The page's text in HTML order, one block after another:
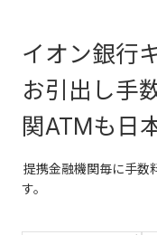
お振込み
場合がござ
詳細はシ
のページを
イオン銀行
お引出し手
関ATMも日
提携金融機関毎に手数
す。